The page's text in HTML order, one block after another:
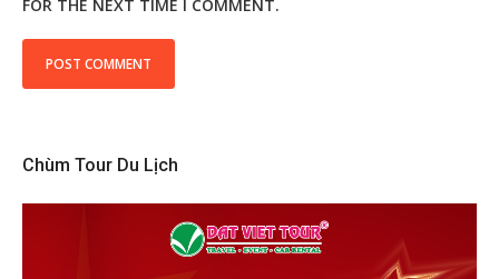
FOR THE NEXT TIME I COMMENT.
Chùm Tour Du Lịch